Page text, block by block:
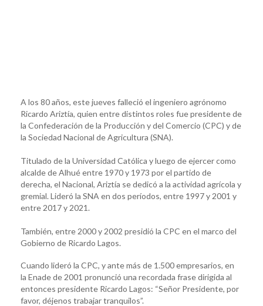
A los 80 años, este jueves falleció el ingeniero agrónomo
Ricardo Ariztía, quien entre distintos roles fue presidente de
la Confederación de la Producción y del Comercio (CPC) y de
la Sociedad Nacional de Agricultura (SNA).
Titulado de la Universidad Católica y luego de ejercer como
alcalde de Alhué entre 1970 y 1973 por el partido de
derecha, el Nacional, Ariztía se dedicó a la actividad agrícola y
gremial. Lideró la SNA en dos períodos, entre 1997 y 2001 y
entre 2017 y 2021.
También, entre 2000 y 2002 presidió la CPC en el marco del
Gobierno de Ricardo Lagos.
Cuando lideró la CPC, y ante más de 1.500 empresarios, en
la Enade de 2001 pronunció una recordada frase dirigida al
entonces presidente Ricardo Lagos: “Señor Presidente, por
favor, déjenos trabajar tranquilos”.